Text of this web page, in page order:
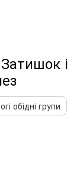
і
обідні групи